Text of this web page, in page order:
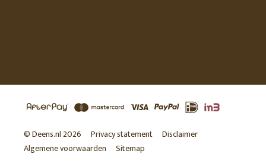
© Deens.nl 2026 Privacy statement
Disclaimer
Algemene voorwaarden
Sitemap